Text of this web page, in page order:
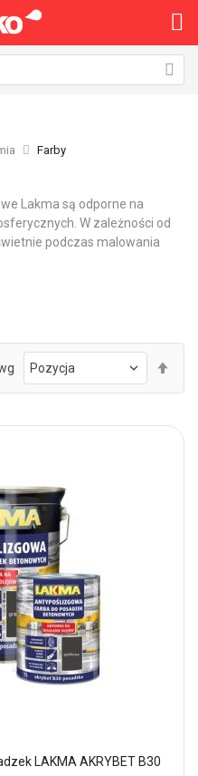
Farby
Lakma są odporne na
W zależności od
podczas malowania
LAKMA AKRYBET B30